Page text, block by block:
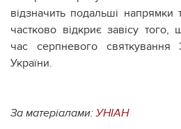
відзначить подальші напрямки
частково відкриє завісу того,
час серпневого святкування
України.
За матеріалами:УНІАН